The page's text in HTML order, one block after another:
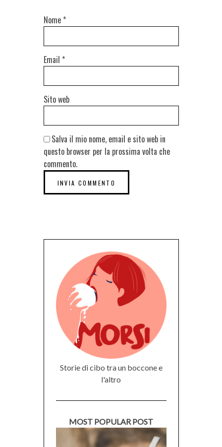
Nome *
Email *
Sito web
Salva il mio nome, email e sito web in
questo browser per la prossima volta che
commento.
Storie di cibo tra un boccone e
l'altro
MOST POPULAR POST